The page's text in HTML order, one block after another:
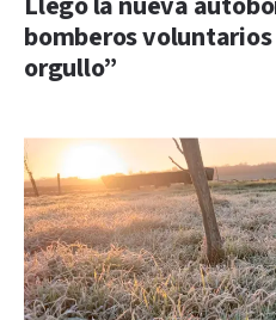
bomberos voluntarios
orgullo”